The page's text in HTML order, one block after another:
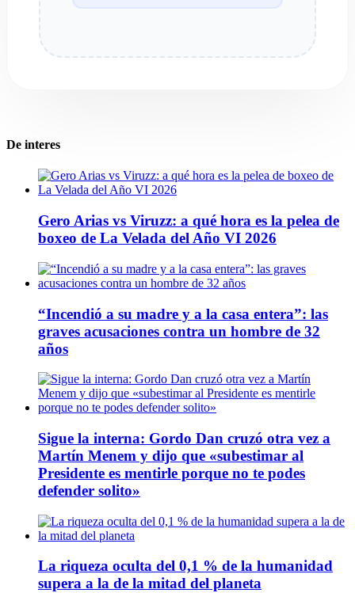
De interes
Gero Arias vs Viruzz: a qué hora es la pelea de
boxeo de La Velada del Año VI 2026
“Incendió a su madre y a la casa entera”: las
graves acusaciones contra un hombre de 32
años
Sigue la interna: Gordo Dan cruzó otra vez a
Martín Menem y dijo que «subestimar al
Presidente es mentirle porque no te podes
defender solito»
La riqueza oculta del 0,1 % de la humanidad
supera a la de la mitad del planeta